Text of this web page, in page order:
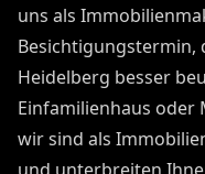
uns als
Heidelberg besser
Einfamilienhaus oder
wir sind als